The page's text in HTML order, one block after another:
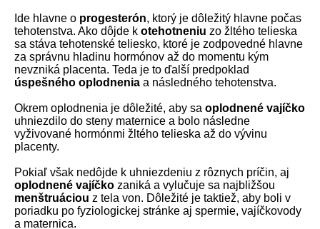
Ide hlavne o progesterón, ktorý je dôležitý hlavne počas
tehotenstva. Ako dôjde k otehotneniu zo žltého telieska
sa stáva tehotenské teliesko, ktoré je zodpovedné hlavne
za správnu hladinu hormónov až do momentu kým
nevzniká placenta. Teda je to ďalší predpoklad
úspešného oplodnenia a následného tehotenstva.
Okrem oplodnenia je dôležité, aby sa oplodnené vajíčko
uhniezdilo do steny maternice a bolo následne
vyživované hormónmi žltého telieska až do vývinu
placenty.
Pokiaľ však nedôjde k uhniezdeniu z rôznych príčin, aj
oplodnené vajíčko zaniká a vylučuje sa najbližšou
menštruáciou z tela von. Dôležité je taktiež, aby boli v
poriadku po fyziologickej stránke aj spermie, vajíčkovody
a maternica.